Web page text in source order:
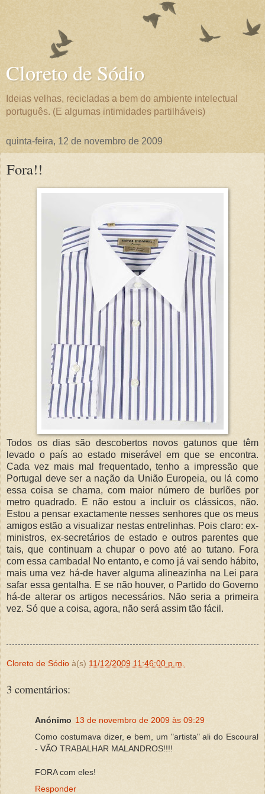
Cloreto de Sódio
Ideias velhas, recicladas a bem do ambiente intelectual
português. (E algumas intimidades partilháveis)
quinta-feira, 12 de novembro de 2009
Fora!!
Todos os dias são descobertos novos gatunos que têm
levado o país ao estado miserável em que se encontra.
Cada vez mais mal frequentado, tenho a impressão que
Portugal deve ser a nação da União Europeia, ou lá como
essa coisa se chama, com maior número de burlões por
metro quadrado. E não estou a incluir os clássicos, não.
Estou a pensar exactamente nesses senhores que os meus
amigos estão a visualizar nestas entrelinhas. Pois claro: ex-
ministros, ex-secretários de estado e outros parentes que
tais, que continuam a chupar o povo até ao tutano. Fora
com essa cambada! No entanto, e como já vai sendo hábito,
mais uma vez há-de haver alguma alineazinha na Lei para
safar essa gentalha. E se não houver, o Partido do Governo
há-de alterar os artigos necessários. Não seria a primeira
vez. Só que a coisa, agora, não será assim tão fácil.
Cloreto de Sódio à(s) 11/12/2009 11:46:00 p.m.
3 comentários:
Anónimo 13 de novembro de 2009 às 09:29
Como costumava dizer, e bem, um "artista" ali do Escoural
- VÃO TRABALHAR MALANDROS!!!!
FORA com eles!
Responder